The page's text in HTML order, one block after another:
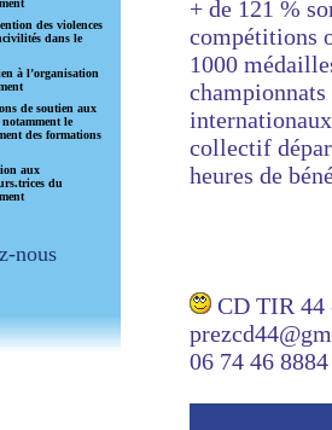
des violences
dans le
à l’organisation
de soutien aux
le
des formations
aux
du
nous
+ de 121 %
compétitions
1000
collectif
heures de
CD TIR 44
06 74 46 8884